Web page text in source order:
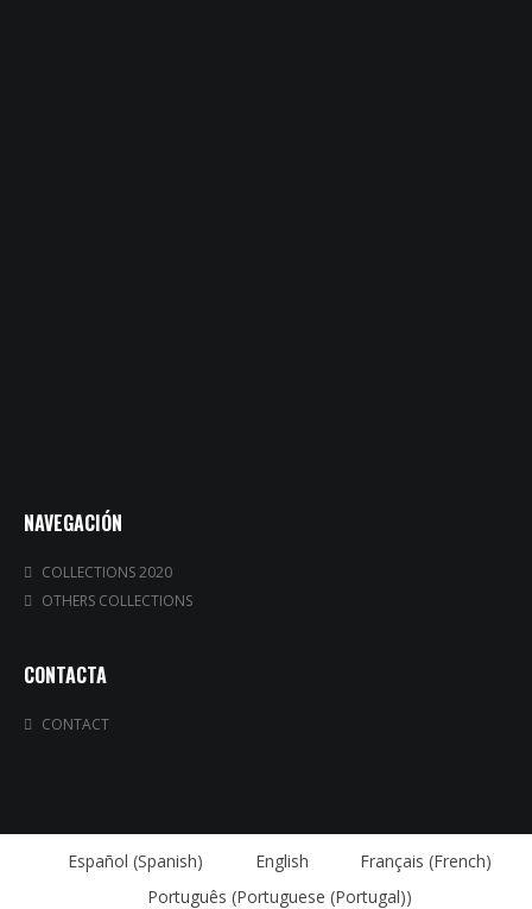
NAVEGACIÓN
COLLECTIONS 2020
OTHERS COLLECTIONS
CONTACTA
CONTACT
Español (Spanish) English Français (French)
Português (Portuguese (Portugal))